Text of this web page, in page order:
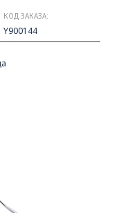
КОД ЗАКАЗА:
Y900144